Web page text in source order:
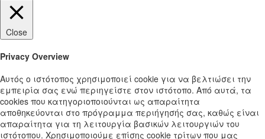
Close
Privacy Overview
Αυτός ο ιστότοπος χρησιμοποιεί cookie για να βελτιώσει την
εμπειρία σας ενώ περιηγείστε στον ιστότοπο. Από αυτά, τα
cookies που κατηγοριοποιούνται ως απαραίτητα
αποθηκεύονται στο πρόγραμμα περιήγησής σας, καθώς είναι
απαραίτητα για τη λειτουργία βασικών λειτουργιών του
ιστότοπου. Χρησιμοποιούμε επίσης cookie τρίτων που μας